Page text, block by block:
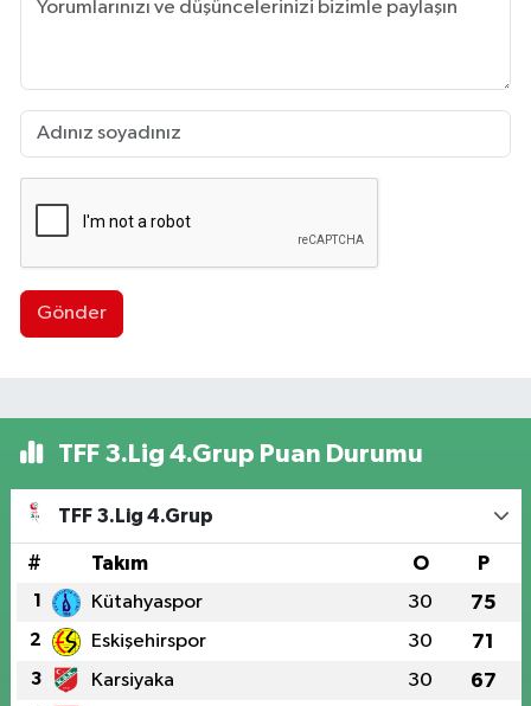
Gönder
TFF 3.Lig 4.Grup Puan Durumu
TFF 3.Lig 4.Grup
# Takım O P
1 Kütahyaspor 30 75
2 Eskişehirspor 30 71
3 Karsiyaka 30 67